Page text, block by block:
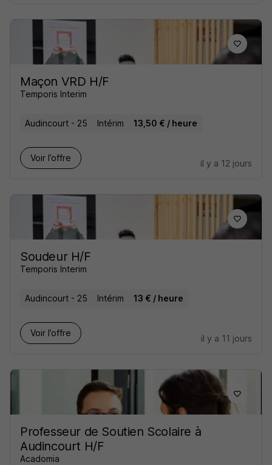
Maçon VRD H/F
Temporis Interim
Audincourt - 25 Intérim 13,50 € / heure
Voir l’offre
il y a 12 jours
Soudeur H/F
Temporis Interim
Audincourt - 25 Intérim 13 € / heure
Voir l’offre
il y a 11 jours
Professeur de Soutien Scolaire à
Audincourt H/F
Acadomia